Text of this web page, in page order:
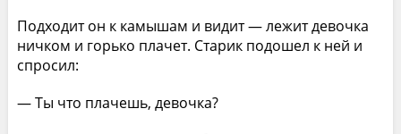
Подходит он к камышам и видит — лежит девочка
ничком и горько плачет. Старик подошел к ней и
спросил:
— Ты что плачешь, девочка?